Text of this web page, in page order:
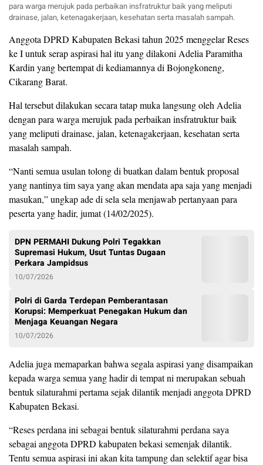
para warga merujuk pada perbaikan insfratruktur baik yang meliputi
drainase, jalan, ketenagakerjaan, kesehatan serta masalah sampah.
Anggota DPRD Kabupaten Bekasi tahun 2025 menggelar Reses
ke I untuk serap aspirasi hal itu yang dilakoni Adelia Paramitha
Kardin yang bertempat di kediamannya di Bojongkoneng,
Cikarang Barat.
Hal tersebut dilakukan secara tatap muka langsung oleh Adelia
dengan para warga merujuk pada perbaikan insfratruktur baik
yang meliputi drainase, jalan, ketenagakerjaan, kesehatan serta
masalah sampah.
“Nanti semua usulan tolong di buatkan dalam bentuk proposal
yang nantinya tim saya yang akan mendata apa saja yang menjadi
masukan,” ungkap ade di sela sela menjawab pertanyaan para
peserta yang hadir, jumat (14/02/2025).
DPN PERMAHI Dukung Polri Tegakkan
Supremasi Hukum, Usut Tuntas Dugaan
Perkara Jampidsus
10/07/2026
Polri di Garda Terdepan Pemberantasan
Korupsi: Memperkuat Penegakan Hukum dan
Menjaga Keuangan Negara
10/07/2026
Adelia juga memaparkan bahwa segala aspirasi yang disampaikan
kepada warga semua yang hadir di tempat ni merupakan sebuah
bentuk silaturahmi pertama sejak dilantik menjadi anggota DPRD
Kabupaten Bekasi.
“Reses perdana ini sebagai bentuk silaturahmi perdana saya
sebagai anggota DPRD kabupaten bekasi semenjak dilantik.
Tentu semua aspirasi ini akan kita tampung dan selektif agar bisa